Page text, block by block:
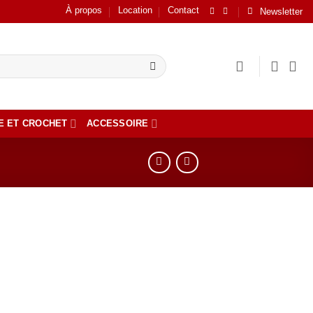
À propos Location Contact Newsletter
ET CROCHET ACCESSOIRE